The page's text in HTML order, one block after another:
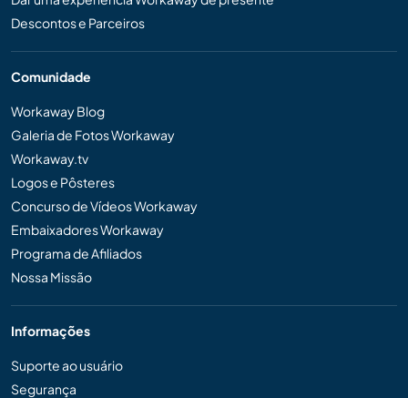
Descontos e Parceiros
Comunidade
Workaway Blog
Galeria de Fotos Workaway
Workaway.tv
Logos e Pôsteres
Concurso de Vídeos Workaway
Embaixadores Workaway
Programa de Afiliados
Nossa Missão
Informações
Suporte ao usuário
Segurança